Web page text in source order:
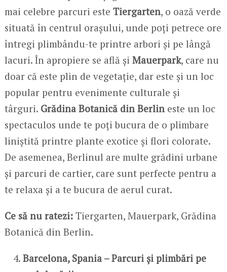
mai celebre parcuri este Tiergarten, o oază verde
situată în centrul orașului, unde poți petrece ore
întregi plimbându-te printre arbori și pe lângă
lacuri. În apropiere se află și Mauerpark, care nu
doar că este plin de vegetație, dar este și un loc
popular pentru evenimente culturale și
târguri. Grădina Botanică din Berlineste un loc
spectaculos unde te poți bucura de o plimbare
liniștită printre plante exotice și flori colorate.
De asemenea, Berlinul are multe grădini urbane
și parcuri de cartier, care sunt perfecte pentru a
te relaxa și a te bucura de aerul curat.
Ce să nu ratezi:Tiergarten, Mauerpark, Grădina
Botanică din Berlin.
Barcelona, Spania – Parcuri și plimbări pe